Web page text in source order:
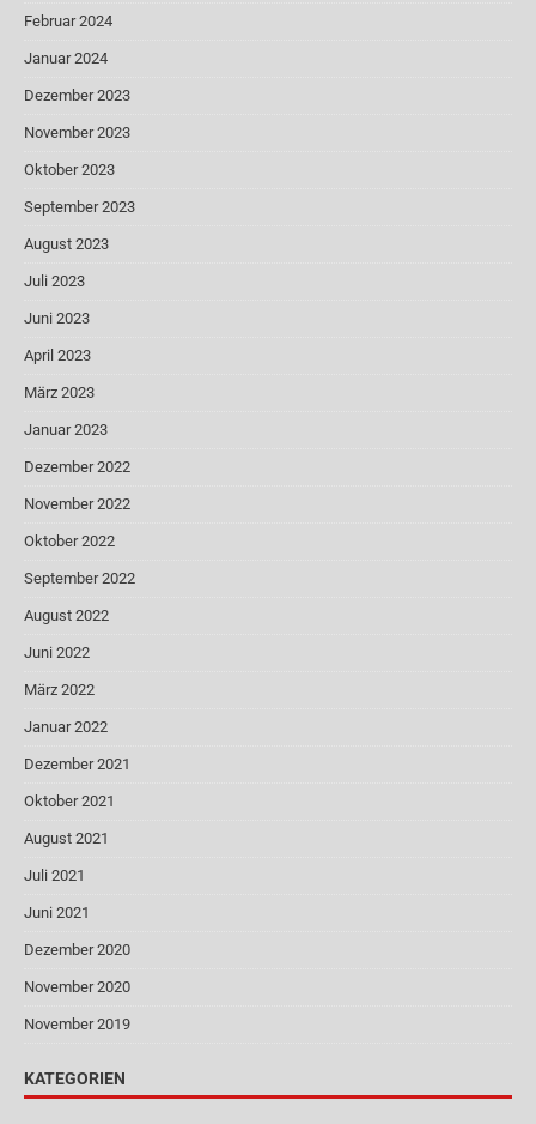
Februar 2024
Januar 2024
Dezember 2023
November 2023
Oktober 2023
September 2023
August 2023
Juli 2023
Juni 2023
April 2023
März 2023
Januar 2023
Dezember 2022
November 2022
Oktober 2022
September 2022
August 2022
Juni 2022
März 2022
Januar 2022
Dezember 2021
Oktober 2021
August 2021
Juli 2021
Juni 2021
Dezember 2020
November 2020
November 2019
KATEGORIEN